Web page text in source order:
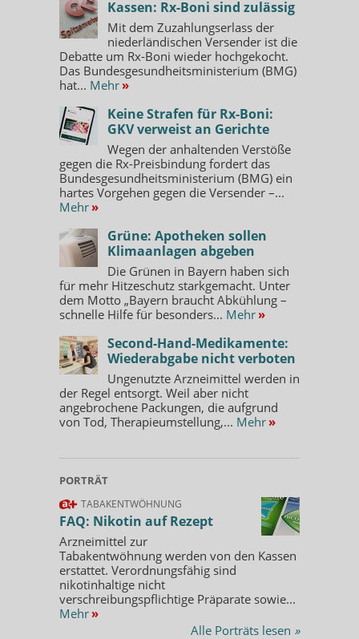
Kassen: Rx-Boni sind zulässig
Mit dem Zuzahlungserlass der
niederländischen Versender ist die
Debatte um Rx-Boni wieder hochgekocht.
Das Bundesgesundheitsministerium (BMG)
hat... Mehr »
Keine Strafen für Rx-Boni:
GKV verweist an Gerichte
Wegen der anhaltenden Verstöße
gegen die Rx-Preisbindung fordert das
Bundesgesundheitsministerium (BMG) ein
hartes Vorgehen gegen die Versender –...
Mehr »
Grüne: Apotheken sollen
Klimaanlagen abgeben
Die Grünen in Bayern haben sich
für mehr Hitzeschutz starkgemacht. Unter
dem Motto „Bayern braucht Abkühlung –
schnelle Hilfe für besonders... Mehr »
Second-Hand-Medikamente:
Wiederabgabe nicht verboten
Ungenutzte Arzneimittel werden in
der Regel entsorgt. Weil aber nicht
angebrochene Packungen, die aufgrund
von Tod, Therapieumstellung,... Mehr »
PORTRÄT
TABAKENTWÖHNUNG
FAQ: Nikotin auf Rezept
Arzneimittel zur
Tabakentwöhnung werden von den Kassen
erstattet. Verordnungsfähig sind
nikotinhaltige nicht
verschreibungspflichtige Präparate sowie...
Mehr »
Alle Porträts lesen »